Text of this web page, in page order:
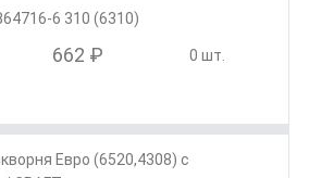
6 310 (6310)
662 ₽ 0 шт.
Евро (6520,4308) с